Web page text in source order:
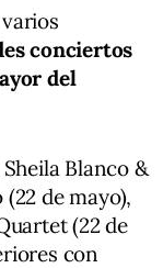
conciertos
del
Blanco &
de mayo),
(22 de
con